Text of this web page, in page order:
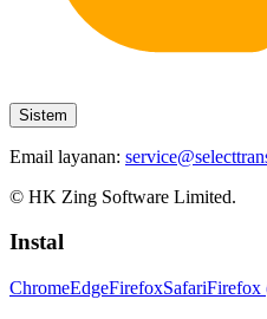
Sistem
Email layanan:
© HK Zing Software Limited.
Instal
ChromeEdgeFirefoxSafariFirefox